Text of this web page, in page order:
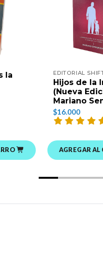
la
EDITORIAL
Hijos de la
(Nueva
Mariano
$16.000
AGREGAR AL